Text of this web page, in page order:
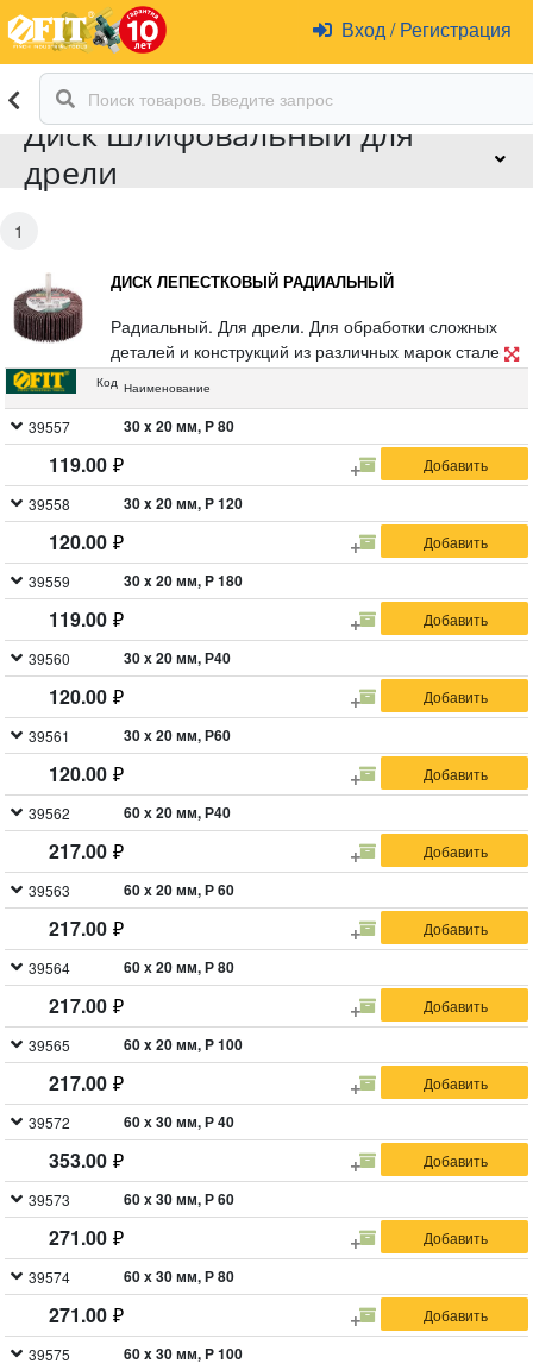
Вход /Регистрация
Диск шлифовальный для
дрели
1
ДИСК ЛЕПЕСТКОВЫЙ РАДИАЛЬНЫЙ
Радиальный. Для дрели. Для обработки сложных
деталей и конструкций из различных марок сталей,
цветных металлов, пластмассы и древесины.
окончательного шлифования. Диаметр штифта 6
мм.
Код Наименование
39557 30 x 20 мм, P 80
119.00
39558 30 x 20 мм, P 120
120.00
39559 30 x 20 мм, P 180
119.00
39560 30 х 20 мм, Р40
120.00
39561 30 х 20 мм, Р60
120.00
39562 60 х 20 мм, Р40
217.00
39563 60 х 20 мм, Р 60
217.00
39564 60 х 20 мм, Р 80
217.00
39565 60 x 20 мм, P 100
217.00
39572 60 х 30 мм, Р 40
353.00
39573 60 х 30 мм, Р 60
271.00
39574 60 х 30 мм, Р 80
271.00
39575 60 x 30 мм, P 100